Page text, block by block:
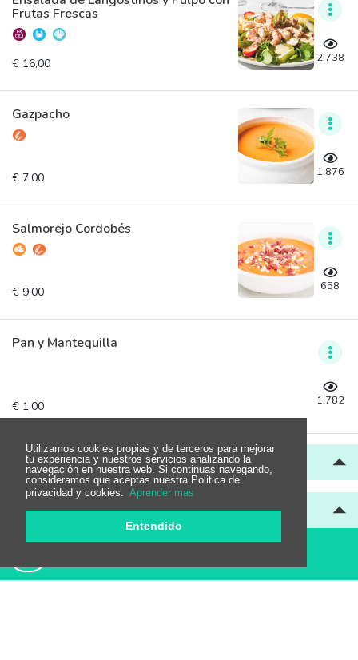
Utilizamos cookies propias y de terceros para mejorar
tu experiencia y nuestros servicios analizando la
navegación en nuestra web. Si continuas navegando,
consideramos que aceptas nuestra Politica de
privacidad y cookies.
Aprender mas
Entendido
Frutas Frescas
€ 16,00 2.738
Gazpacho
€ 7,00 1.876
Salmorejo Cordobés
€ 9,00 658
Pan y Mantequilla
€ 1,00 1.782
Pasta
Raciones